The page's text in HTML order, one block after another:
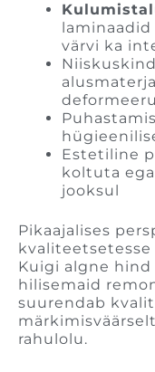
värvi ka
Estetiline
koltuta
jooksul
Pikaajalises
Kuigi algne hind
hilisemaid
suurendab
rahulolu.